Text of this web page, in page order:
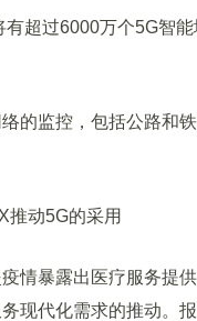
过6000万个5G智能
监控，包括公路和铁
动5G的采用
暴露出医疗服务提供
现代化需求的推动。